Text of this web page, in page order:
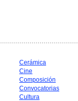
Cerámica
Cine
Composición
Convocatorias
Cultura